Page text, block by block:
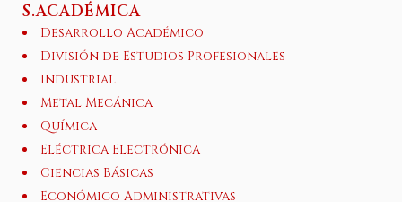
S.ACADÉMICA
Desarrollo Académico
División de Estudios Profesionales
Industrial
Metal Mecánica
Química
Eléctrica Electrónica
Ciencias Básicas
Económico Administrativas